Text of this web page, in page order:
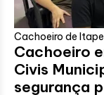
Cachoeiro de
Cachoeiro
Civis
segurança